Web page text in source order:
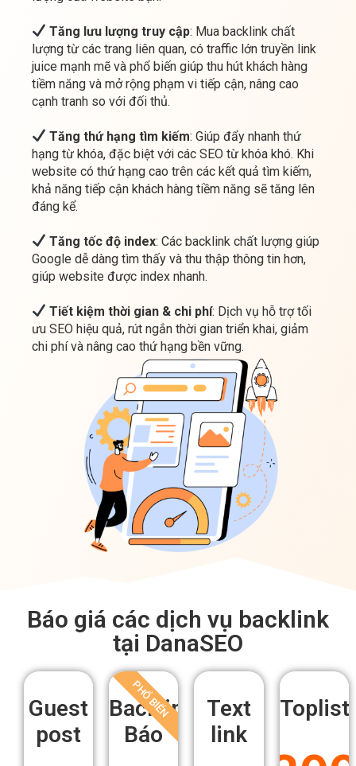
tiềm năng và mở rộng phạm vi tiếp cận, nâng cao
cạnh tranh so với đối thủ.
Tăng thứ hạng tìm kiếm: Giúp đẩy nhanh thứ
hạng từ khóa, đặc biệt với các SEO từ khóa khó. Khi
khả năng tiếp cận khách hàng tiềm năng sẽ tăng lên
đáng kể.
Tăng tốc độ index: Các backlink chất lượng giúp
Google dễ dàng tìm thấy và thu thập thông tin hơn,
Tiết kiệm thời gian & chi phí: Dịch vụ hỗ trợ tối
ưu SEO hiệu quả, rút ngắn thời gian triển khai, giảm
399
Backlink
Báo
799
PHỔ BIẾN
Text
1.8 K/tháng